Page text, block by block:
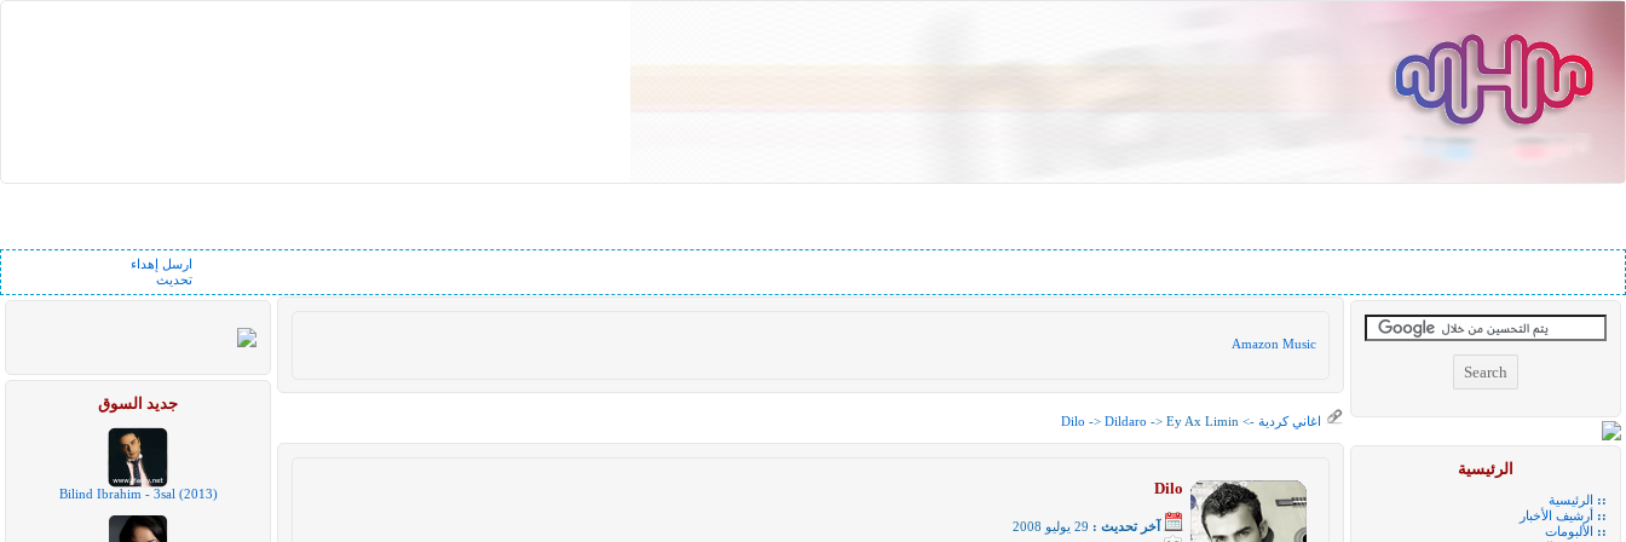
ارسل إهداء
تحديث
جديد السوق
Bilind Ibrahim - 3sal (2013)
Amazon Music
اغاني كردية ->
Dilo -> Dildaro -> Ey Ax Limin
Dilo
آخر تحديث : 29 يوليو 2008
الرئيسية
::
الرئيسية
::
أرشيف الأخبار
::
الألبومات